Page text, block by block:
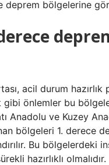
deprem bölgelerine
acil durum hazırlık
gibi önlemler bu
Anadolu ve Kuzey
bölgeleri 1. derece
Bu bölgelerdeki
hazırlıklı olmalıdır.